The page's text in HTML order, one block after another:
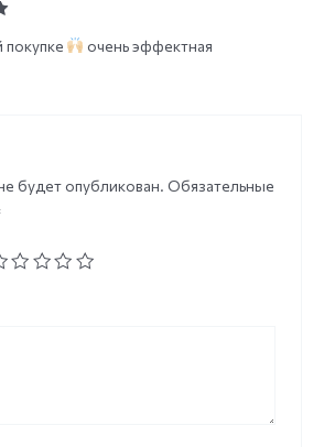
покупке очень эффектная
будет опубликован. Обязательные